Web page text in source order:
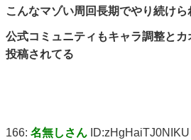
こんなマゾい周回長期でやり続け
公式コミュニティもキャラ調整とカ
投稿されてる
166: 名無しさん ID:zHgHaiTJ0NIKU